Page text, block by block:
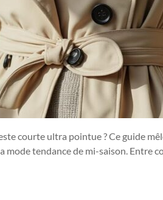
courte ultra pointue ? Ce guide
tendance de mi-saison. Entre